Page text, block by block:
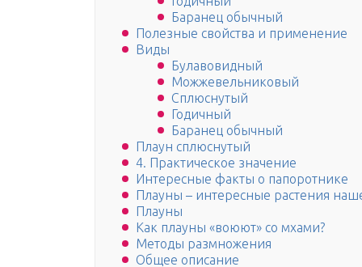
Баранец обычный
Полезные свойства и применение
Виды
Булавовидный
Можжевельниковый
Сплюснутый
Годичный
Баранец обычный
Плаун сплюснутый
4. Практическое значение
Интересные факты о папоротнике
Плауны – интересные растения
Плауны
Как плауны «воюют» со мхами?
Методы размножения
Общее описание